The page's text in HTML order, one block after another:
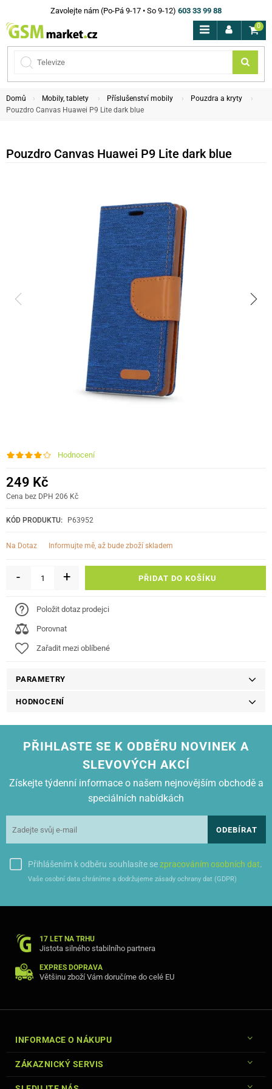
Zavolejte nám (Po-Pá 9-17 • So 9-12) 603 33 99 88
0
Domů Mobily, tablety Příslušenství mobily
Pouzdra a kryty
Pouzdro Canvas Huawei P9 Lite dark blue
Pouzdro Canvas Huawei P9 Lite dark blue
Hodnocení
249 Kč
Cena bez DPH 206 Kč
KÓD PRODUKTU: P63952
Na Dotaz informujte mě, až bude zboží skladem
- + PŘIDAT DO KOŠÍKU
Položit dotaz prodejci
Porovnat
Zařadit mezi oblíbené
PARAMETRY
HODNOCENÍ
PŘIHLASTE SE K ODBĚRU NOVINEK A
SLEVOVÝCH AKCÍ
Získejte týdenní informace o našem nejnovějším obchodě a
speciálních nabídkách
ODEBÍRAT
Přihlášením k odběru souhlasíte sezpracováním osobních dat.
Vaše osobní data chráníme a dodržujeme zásady ochrany dat (GDPR)
17 LET NA TRHU
Jistota silného stabilního partnera
EXPRES DOPRAVA
Většinu zboží Vám doručíme do celé EU
INFORMACE O NÁKUPU
ZÁKAZNICKÝ SERVIS